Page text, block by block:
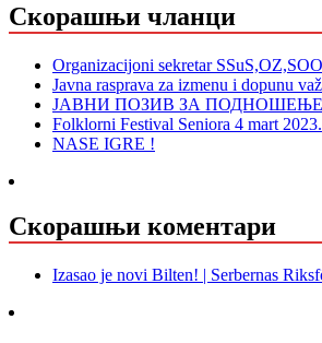
Скорашњи чланци
Organizacijoni sekretar SSuS,OZ,SOO
Javna rasprava za izmenu i dopunu
ЈАВНИ ПОЗИВ ЗА
Folklorni Festival Seniora 4 mart 2023.
NASE IGRE !
Скорашњи коментари
Izasao je novi Bilten! | Serbernas